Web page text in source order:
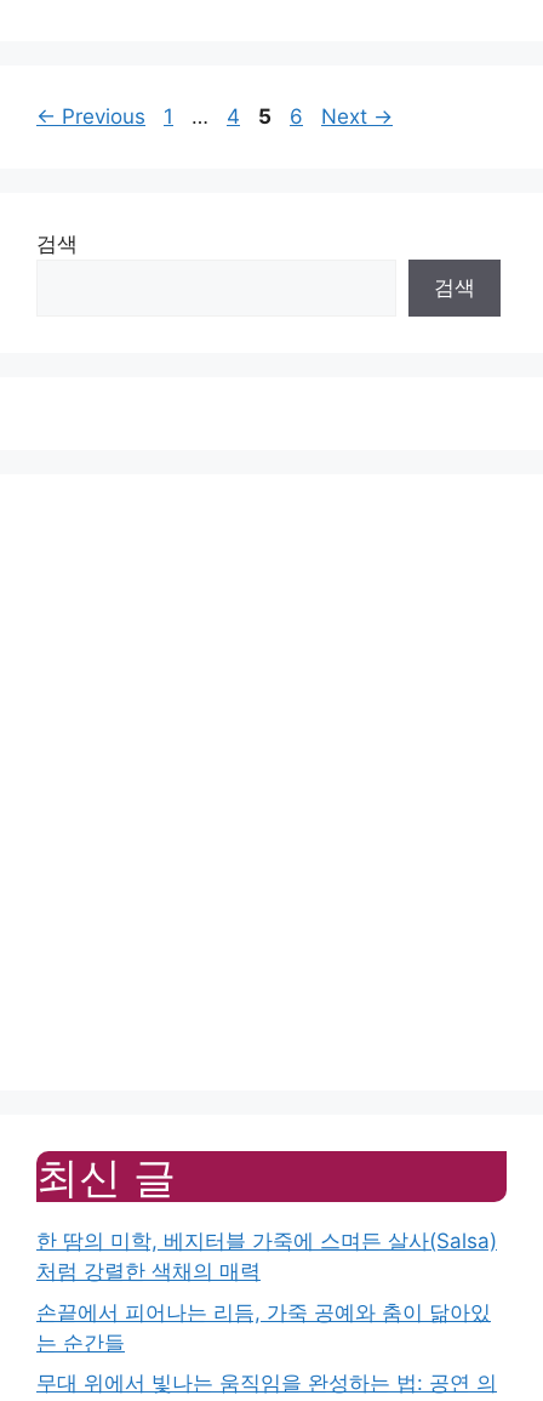
← Previous Page
1 … Page
4 Page
5 Page
6 Next →
검색
검색
최신 글
한 땀의 미학, 베지터블 가죽에 스며든 살사(Salsa)
처럼 강렬한 색채의 매력
손끝에서 피어나는 리듬, 가죽 공예와 춤이 닮아있
는 순간들
무대 위에서 빛나는 움직임을 완성하는 법: 공연 의